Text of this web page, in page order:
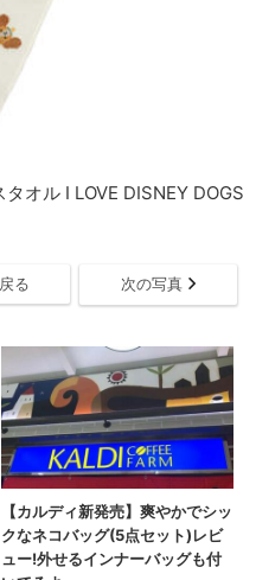
オル I LOVE DISNEY DOGS
る 次の写真